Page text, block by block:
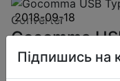
2018-09-18
Gocomma
Adapter
Підпишись на